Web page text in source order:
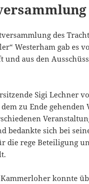
des
Westerham gab es
und aus den
Sigi Lechner
zu Ende gehenden
bedankte sich bei
die rege Beteiligung
Kammerloher konnte